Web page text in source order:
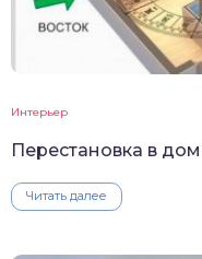
Интерьер
Перестановка в
Читать далее